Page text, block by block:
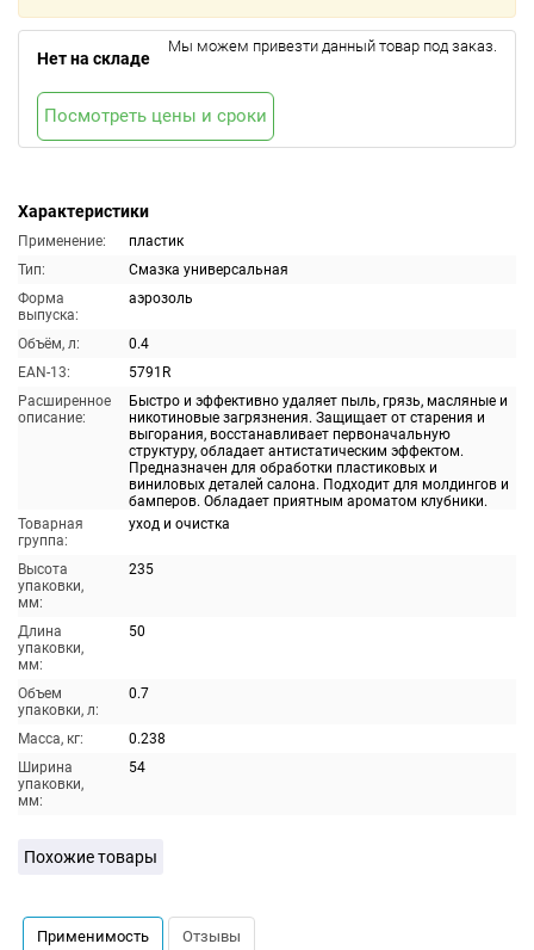
Характеристики
Применение:
пластик
Тип:
Смазка универсальная
Форма
выпуска:
аэрозоль
Объём, л:
0.4
EAN-13:
5791R
Расширенное
описание:
Быстро и эффективно удаляет пыль, грязь, масляные и
никотиновые загрязнения. Защищает от старения и
выгорания, восстанавливает первоначальную
структуру, обладает антистатическим эффектом.
Предназначен для обработки пластиковых и
виниловых деталей салона. Подходит для молдингов и
бамперов. Обладает приятным ароматом клубники.
Товарная
группа:
уход и очистка
Высота
упаковки,
мм:
235
Длина
упаковки,
мм:
50
Объем
упаковки, л:
0.7
Масса, кг:
0.238
Ширина
упаковки,
мм:
54
Нет на складе
Мы можем привезти данный товар под заказ.
Посмотреть цены и сроки
Похожие товары
Применимость Отзывы